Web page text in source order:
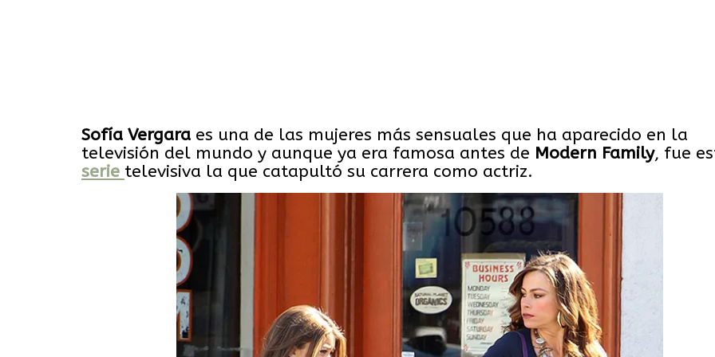
Sofía Vergara es una de las mujeres más sensuales que ha aparecido en la
televisión del mundo y aunque ya era famosa antes de Modern Family, fue
serie televisiva la que catapultó su carrera como actriz.